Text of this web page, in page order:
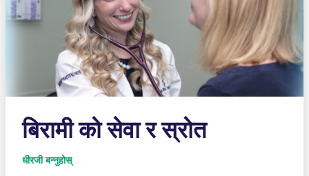
बिरामी को सेवा र स्रोत
धीरजी बन्नुहोस्